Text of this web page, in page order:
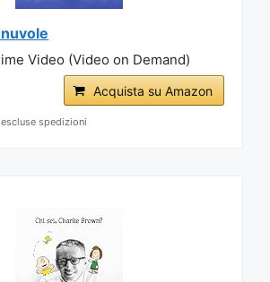
Video (Video on Demand)
Acquista su Amazon
spedizioni